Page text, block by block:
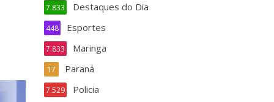
Destaques do Dia
7.833
Esportes
448
Maringa
7.833
Paraná
17
Policia
7.529